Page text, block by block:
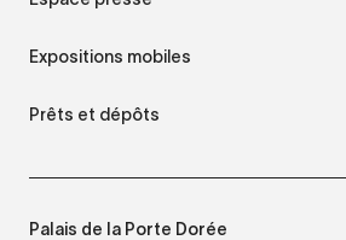
Expositions mobiles
Prêts et dépôts
Palais de la Porte Dorée